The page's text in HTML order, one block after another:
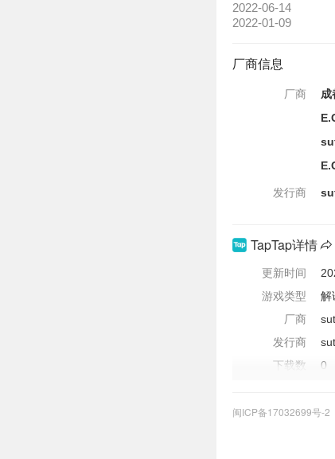
2022-06-14
2022-01-09
厂商信息
厂商
成
发行商
TapTap详情
更新时间
游戏类型
解
厂商
发行商
下载数
0
更新内容
修
闽ICP备17032699号-2